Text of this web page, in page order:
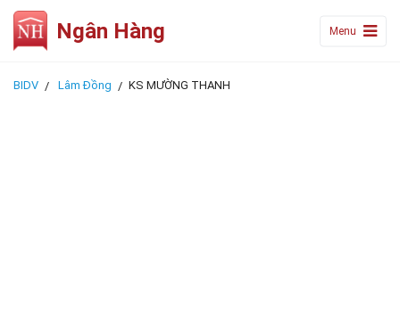
Ngân Hàng Menu
BIDV Lâm Đồng KS MƯỜNG THANH